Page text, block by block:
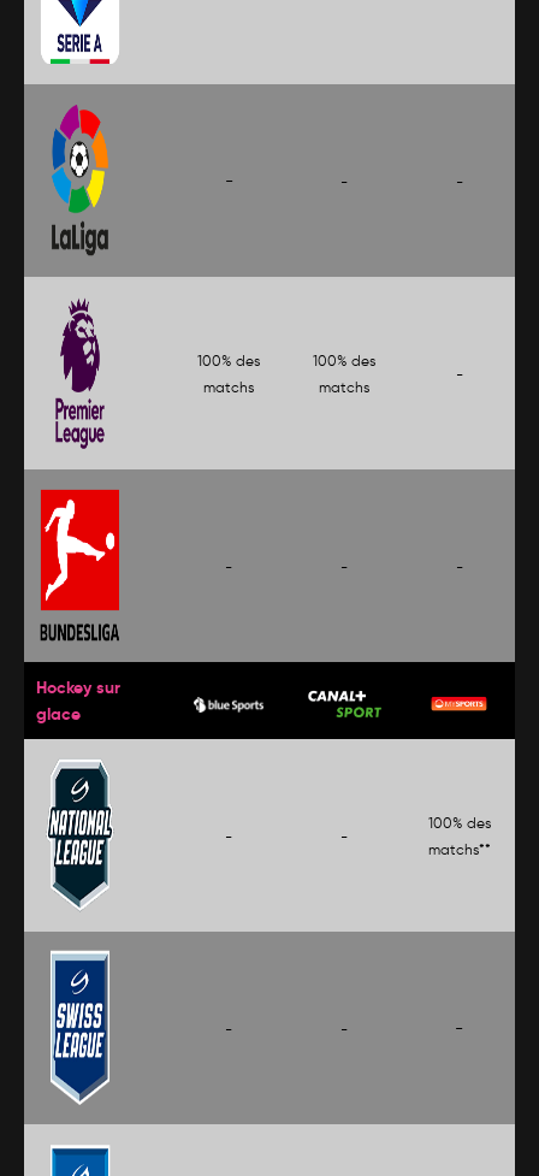
- - -
100% des
matchs
100% des
matchs
-
- - -
Hockey sur
glace
- -
100% des
matchs**
- - -